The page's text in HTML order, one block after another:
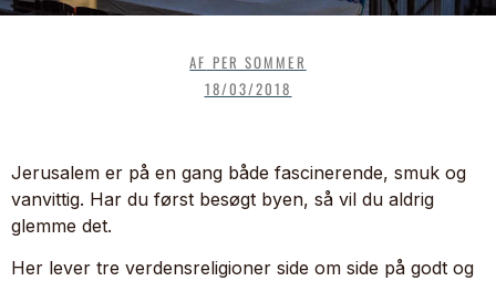
AF PER SOMMER
18/03/2018
Jerusalem er på en gang både fascinerende, smuk og
vanvittig. Har du først besøgt byen, så vil du aldrig
glemme det.
Her lever tre verdensreligioner side om side på godt og